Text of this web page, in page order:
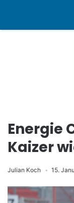
Energie
Kaizer
Julian Koch 15.